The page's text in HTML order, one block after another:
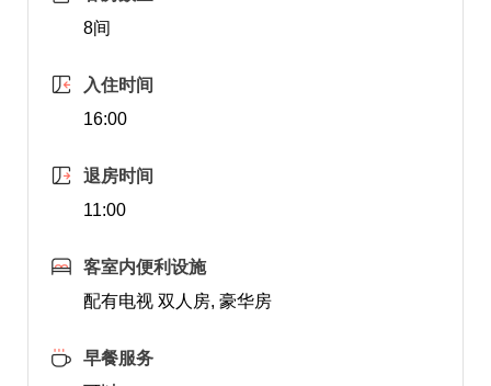
8间
入住时间
16:00
退房时间
11:00
客室内便利设施
配有电视 双人房, 豪华房
早餐服务